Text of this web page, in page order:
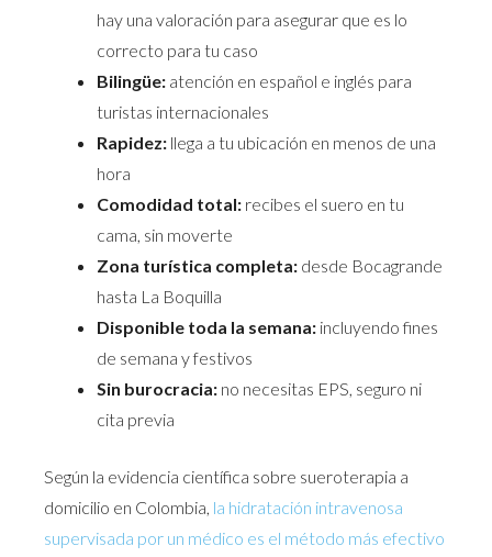
hay una valoración para asegurar que es lo
correcto para tu caso
Bilingüe: atención en español e inglés para
turistas internacionales
Rapidez: llega a tu ubicación en menos de una
hora
Comodidad total: recibes el suero en tu
cama, sin moverte
Zona turística completa: desde Bocagrande
hasta La Boquilla
Disponible toda la semana: incluyendo fines
de semana y festivos
Sin burocracia: no necesitas EPS, seguro ni
cita previa
Según la evidencia científica sobre sueroterapia a
domicilio en Colombia, la hidratación intravenosa
supervisada por un médico es el método más efectivo